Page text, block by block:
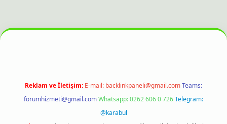
bahis sitesi
Reklam ve İletişim: E-mail: backlinkpaneli@gmail.comTeams:
forumhizmeti@gmail.comWhatsapp: 0262 606 0 726Telegram:
@karabul